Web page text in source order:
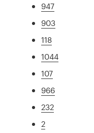
947
903
118
1044
107
966
232
2